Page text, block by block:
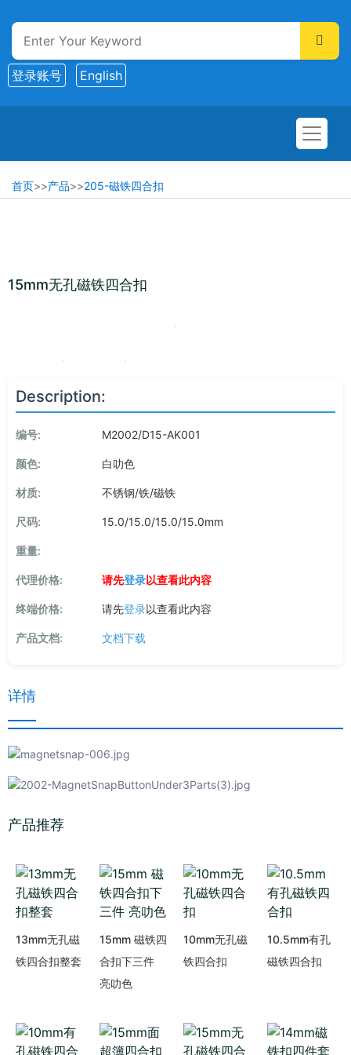
登录账号 English
首页>>产品>>205-磁铁四合扣
15mm无孔磁铁四合扣
Description:
编号: M2002/D15-AK001
颜色: 白叻色
材质: 不锈钢/铁/磁铁
尺码: 15.0/15.0/15.0/15.0mm
重量:
代理价格: 请先登录以查看此内容
终端价格: 请先登录以查看此内容
产品文档: 文档下载
详情
产品推荐
13mm无孔磁
铁四合扣整套
15mm 磁铁四
合扣下三件
亮叻色
10mm无孔磁
铁四合扣
10.5mm有孔
磁铁四合扣